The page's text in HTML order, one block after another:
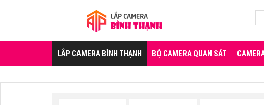
LẮP CAMERA BÌNH THẠNH BỘ CAMERA QUAN SÁT